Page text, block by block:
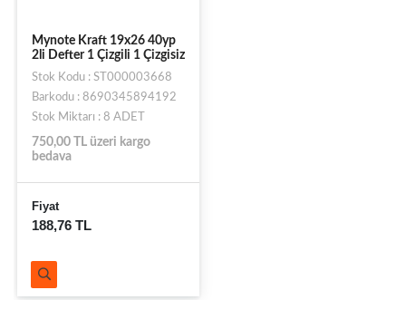
Mynote Kraft 19x26 40yp
2li Defter 1 Çizgili 1 Çizgisiz
Stok Kodu : ST000003668
Barkodu : 8690345894192
Stok Miktarı : 8 ADET
750,00 TL üzeri kargo
bedava
Fiyat
188,76 TL